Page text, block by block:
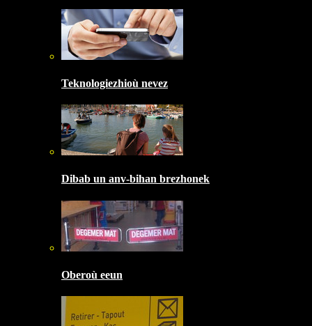
Teknologiezhioù nevez
Dibab un anv-bihan brezhonek
Oberoù eeun